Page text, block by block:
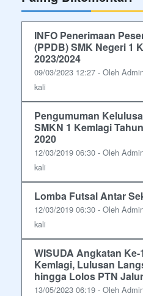
INFO Penerimaan
(PPDB) SMK Negeri 1
2023/2024
09/03/2023 12:27 - Oleh
kali
Pengumuman
SMKN 1 Kemlagi
2020
12/03/2019 06:30 - Oleh
kali
Lomba Futsal Antar
12/03/2019 06:30 - Oleh
kali
WISUDA Angkatan Ke-
Kemlagi, Lulusan
hingga Lolos PTN
13/05/2023 06:19 - Oleh